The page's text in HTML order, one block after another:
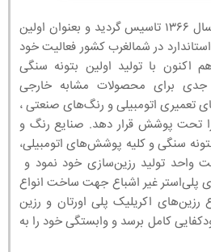
صنایع رنگ و رزین آرکو در سال ۱۳۶۶ تاسیس گردید و بعنوان اولین
در شمالغرب کشور فعالیت خود
اکنون با تولید اولین بتونه سنگی
جدی برای محصولات مشابه خارجی
تعمیری اتومبیلی و رنگ‌های صنعتی ،
را تحت پوشش قرار دهد. صنایع رنگ و
سنگی و کلیه پوشش‌های اتومبیلی،
به ساخت واحد تولید رزین‌سازی خود نمود و
پلی‌استر غیر اشباع جهت ساخت انواع
رزین‌های اکریلیک پلی اورتان و رزین
کامل برسد و وابستگی خود را به